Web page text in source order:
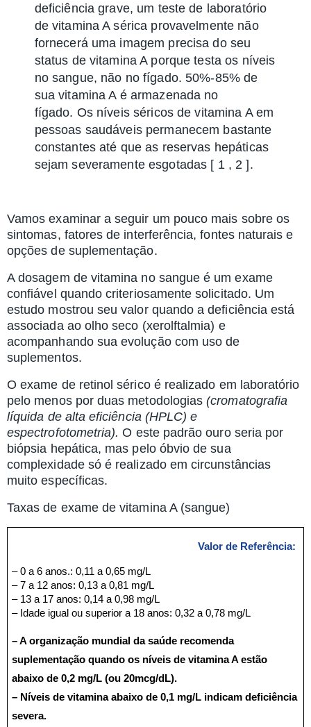
deficiência grave, um teste de laboratório
de vitamina A sérica provavelmente não
fornecerá uma imagem precisa do seu
status de vitamina A porque testa os níveis
no sangue, não no fígado. 50%-85% de
sua vitamina A é armazenada no
fígado. Os níveis séricos de vitamina A em
pessoas saudáveis ​​permanecem bastante
constantes até que as reservas hepáticas
sejam severamente esgotadas [ 1 , 2 ].
Vamos examinar a seguir um pouco mais sobre os
sintomas, fatores de interferência, fontes naturais e
opções de suplementação.
A dosagem de vitamina no sangue é um exame
confiável quando criteriosamente solicitado. Um
estudo mostrou seu valor quando a deficiência está
associada ao olho seco (xerolftalmia) e
acompanhando sua evolução com uso de
suplementos.
O exame de retinol sérico é realizado em laboratório
pelo menos por duas metodologias(cromatografia
líquida de alta eficiência (HPLC) e
espectrofotometria). O este padrão ouro seria por
biópsia hepática, mas pelo óbvio de sua
complexidade só é realizado em circunstâncias
muito específicas.
Taxas de exame de vitamina A (sangue)
Valor de Referência:
– 0 a 6 anos.: 0,11 a 0,65 mg/L
– 7 a 12 anos: 0,13 a 0,81 mg/L
– 13 a 17 anos: 0,14 a 0,98 mg/L
– Idade igual ou superior a 18 anos: 0,32 a 0,78 mg/L
– A organização mundial da saúde recomenda
suplementação quando os níveis de vitamina A estão
abaixo de 0,2 mg/L (ou 20mcg/dL).
– Níveis de vitamina abaixo de 0,1 mg/L indicam deficiência
severa.